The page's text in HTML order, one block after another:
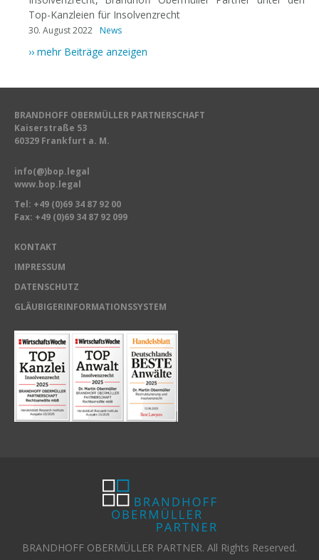
Top-Kanzleien für Insolvenzrecht
30. August 2022 News
›› mehr Beiträge anzeigen
BRANDHOFF OBERMÜLLER PARTNERSCHAFT
Kaiserstraße 53
60329 Frankfurt a. M.
info(@)bop.legal
www.bop.legal
Tel: +49 (0)69 34 87 92 00
Fax: +49 (0)69 34 87 92 099
KONTAKT
IMPRESSUM
DATENSCHUTZ
GLÄUBIGERINFORMATIONSSYSTEM
BRANDHOFF OBERMÜLLER PARTNER. All Rights Reserved.